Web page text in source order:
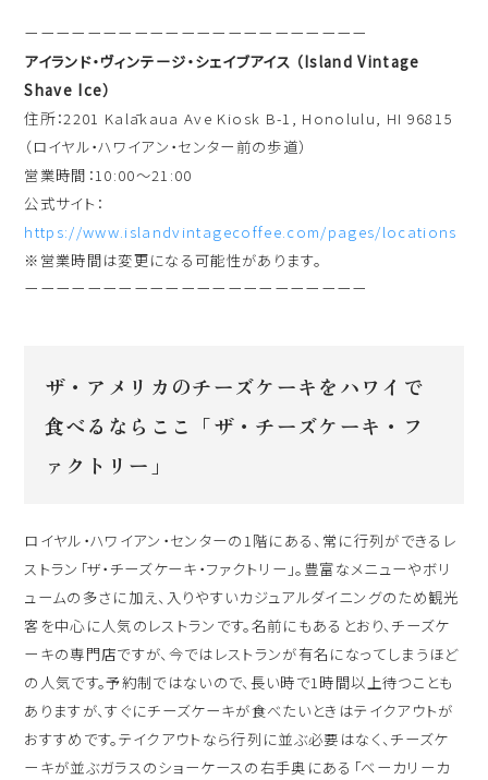
ーーーーーーーーーーーーーーーーーーーーーー
アイランド・ヴィンテージ・シェイブアイス （Island Vintage
Shave Ice）
住所：2201 Kalākaua Ave Kiosk B-1, Honolulu, HI 96815
（ロイヤル・ハワイアン・センター前の歩道）
営業時間：10:00〜21:00
公式サイト：
https://www.islandvintagecoffee.com/pages/locations
※営業時間は変更になる可能性があります。
ーーーーーーーーーーーーーーーーーーーーーー
ザ・アメリカのチーズケーキをハワイで
食べるならここ「ザ・チーズケーキ・フ
ァクトリー」
ロイヤル・ハワイアン・センターの1階にある、常に行列ができるレ
ストラン「ザ・チーズケーキ・ファクトリー」。豊富なメニューやボリ
ュームの多さに加え、入りやすいカジュアルダイニングのため観光
客を中心に人気のレストランです。名前にもあるとおり、チーズケ
ーキの専門店ですが、今ではレストランが有名になってしまうほど
の人気です。予約制ではないので、長い時で1時間以上待つことも
ありますが、すぐにチーズケーキが食べたいときはテイクアウトが
おすすめです。テイクアウトなら行列に並ぶ必要はなく、チーズケ
ーキが並ぶガラスのショーケースの右手奥にある「ベーカリーカ